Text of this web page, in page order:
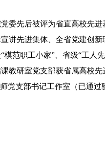
委先后被评为省直高校先
讲先进集体、全省党建创
范职工小家”、省级“工人
教研室党支部获省属高校
党支部书记工作室（已通